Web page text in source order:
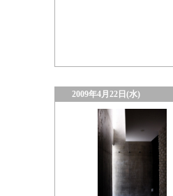
2009年4月22日(水)